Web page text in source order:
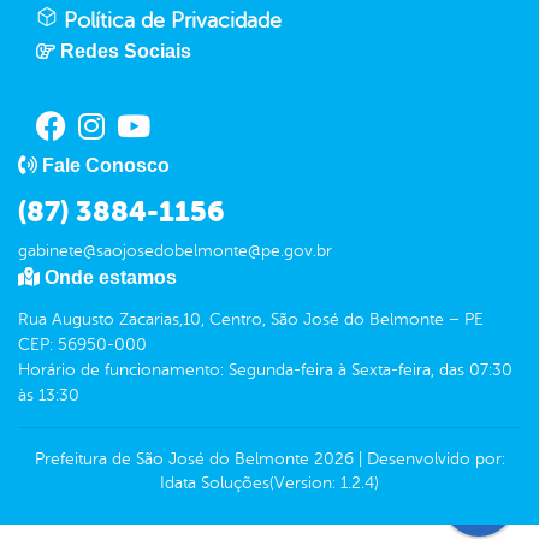
Política de Privacidade
Redes Sociais
Fale Conosco
(87) 3884-1156
gabinete@saojosedobelmonte@pe.gov.br
Onde estamos
Rua Augusto Zacarias,10, Centro, São José do Belmonte – PE
CEP: 56950-000
Horário de funcionamento: Segunda-feira à Sexta-feira, das 07:30
às 13:30
Prefeitura de São José do Belmonte 2026|
Desenvolvido por:
Idata Soluções(Version: 1.2.4)